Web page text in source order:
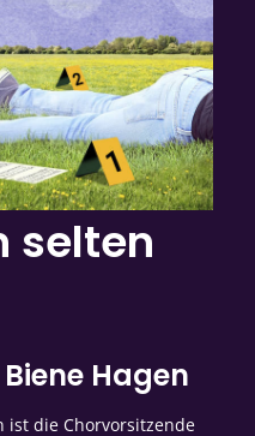
selten
Hagen
ist die Chorvorsitzende